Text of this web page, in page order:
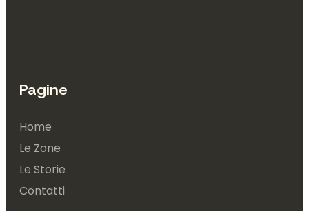
Pagine
Home
Le Zone
Le Storie
Contatti